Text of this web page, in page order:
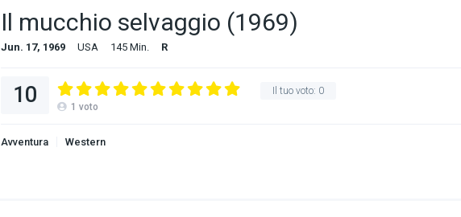
Il mucchio selvaggio (1969)
Jun. 17, 1969 USA 145 Min. R
Il tuo voto: 0
10 1 voto
Avventura Western